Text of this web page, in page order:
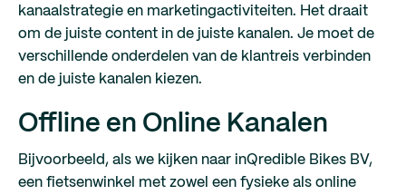
kanaalstrategie en marketingactiviteiten. Het draait
om de juiste content in de juiste kanalen. Je moet de
verschillende onderdelen van de klantreis verbinden
en de juiste kanalen kiezen.
Offline en Online Kanalen
Bijvoorbeeld, als we kijken naar inQredible Bikes BV,
een fietsenwinkel met zowel een fysieke als online